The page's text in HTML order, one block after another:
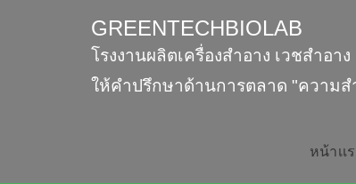
GREENTECHBIOLAB
โรงงานผลิตเครื่องสำอาง เวชสำอ
ให้คำปรึกษาด้านการตลาด "ความส
หน้าเเ